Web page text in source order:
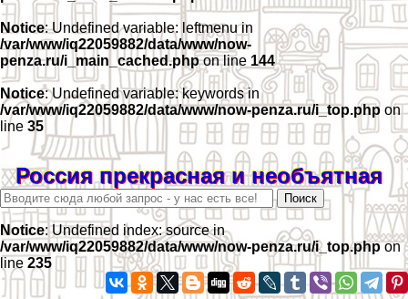
Notice: Undefined variable: leftmenu in
/var/www/iq22059882/data/www/now-
penza.ru/i_main_cached.phpon line 144
Notice: Undefined variable: keywords in
/var/www/iq22059882/data/www/now-penza.ru/i_top.php on
line 35
Россия прекрасная и необъятная
Notice: Undefined index: source in
/var/www/iq22059882/data/www/now-penza.ru/i_top.phpon
line 235